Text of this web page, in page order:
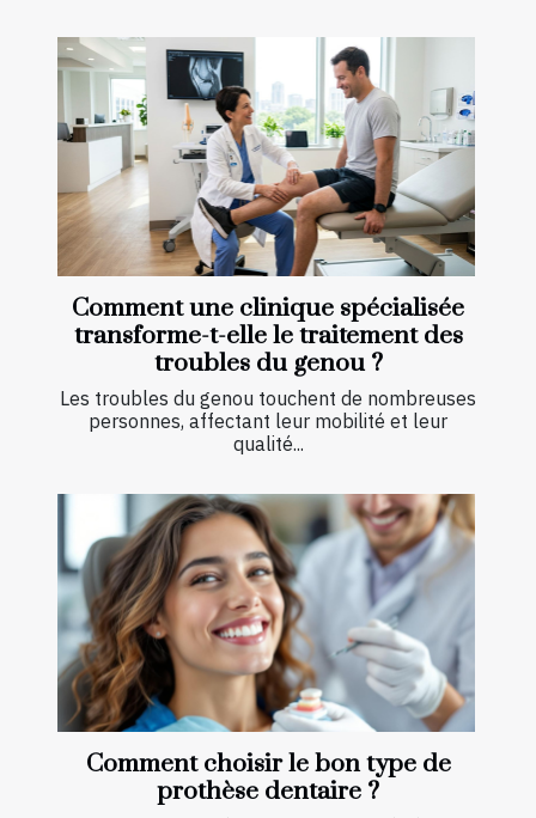
Comment une clinique spécialisée
transforme-t-elle le traitement des
troubles du genou ?
Les troubles du genou touchent de nombreuses
personnes, affectant leur mobilité et leur
qualité...
Comment choisir le bon type de
prothèse dentaire ?